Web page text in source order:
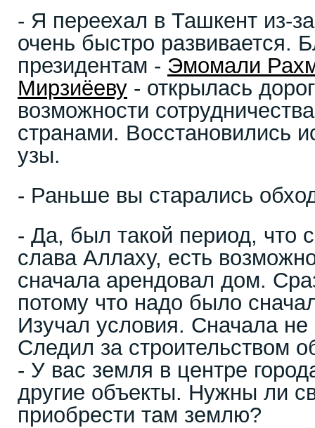
- Я переехал в Ташкент из-за
очень быстро развивается.
президентам - Эмомали
Мирзиёеву - открылась
возможности
странами. Восстановились
узы.
- Раньше вы старались
- Да, был такой период, что
слава Аллаху, есть
сначала арендовал дом.
потому что надо было
Изучал условия. Сначала
Следил за строительством
- У вас земля в центре
другие объекты. Нужны ли
приобрести там землю?